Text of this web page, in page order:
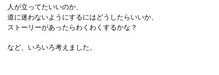
人が立ってたいいのか、
道に迷わないようにするにはどうしたらいいか、
ストーリーがあったらわくわくするかな？
など、いろいろ考えました。